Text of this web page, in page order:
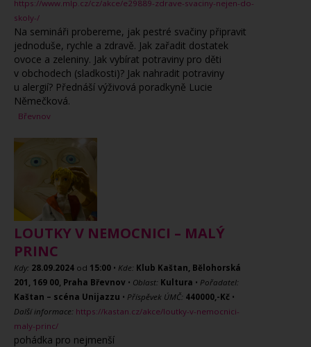
https://www.mlp.cz/cz/akce/e29889-zdrave-svaciny-nejen-do-
skoly-/
Na semináři probereme, jak pestré svačiny připravit
jednoduše, rychle a zdravě. Jak zařadit dostatek
ovoce a zeleniny. Jak vybírat potraviny pro děti
v obchodech (sladkosti)? Jak nahradit potraviny
u alergií? Přednáší výživová poradkyně Lucie
Němečková.
Břevnov
LOUTKY V NEMOCNICI – MALÝ
PRINC
Kdy: 28.09.2024 od 15:00 • Kde: Klub Kaštan, Bělohorská
201, 169 00, Praha Břevnov • Oblast: Kultura • Pořadatel:
Kaštan – scéna Unijazzu • Příspěvek ÚMČ: 440000,-Kč •
Další informace: https://kastan.cz/akce/loutky-v-nemocnici-
maly-princ/
pohádka pro nejmenší